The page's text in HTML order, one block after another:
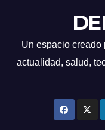
Un espacio creado
actualidad, salud,